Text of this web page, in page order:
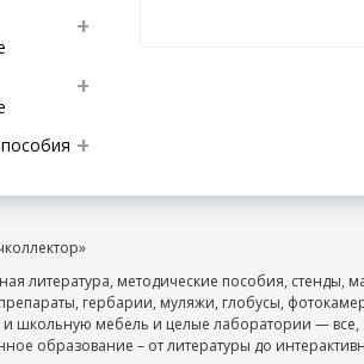
литература, методические пособия, стенды,
гербарии, муляжи, глобусы,
и школьную мебель и целые лаборатории — все,
образование – от литературы до